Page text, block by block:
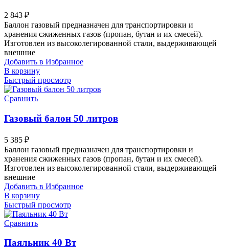
2 843 ₽
Баллон газовый предназначен для транспортировки и
хранения сжиженных газов (пропан, бутан и их смесей).
Изготовлен из высоколегированной стали, выдерживающей
внешние
Добавить в Избранное
В корзину
Быстрый просмотр
Сравнить
Газовый балон 50 литров
5 385 ₽
Баллон газовый предназначен для транспортировки и
хранения сжиженных газов (пропан, бутан и их смесей).
Изготовлен из высоколегированной стали, выдерживающей
внешние
Добавить в Избранное
В корзину
Быстрый просмотр
Сравнить
Паяльник 40 Вт